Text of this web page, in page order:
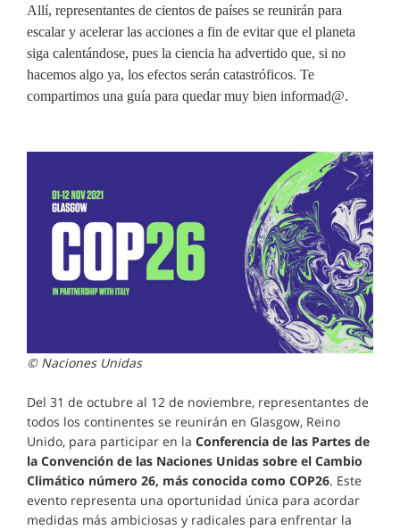
Allí, representantes de cientos de países se reunirán para
escalar y acelerar las acciones a fin de evitar que el planeta
siga calentándose, pues la ciencia ha advertido que, si no
hacemos algo ya, los efectos serán catastróficos. Te
compartimos una guía para quedar muy bien informad@.
© Naciones Unidas
Del 31 de octubre al 12 de noviembre, representantes de
todos los continentes se reunirán en Glasgow, Reino
Unido, para participar en la Conferencia de las Partes de
la Convención de las Naciones Unidas sobre el Cambio
Climático número 26, más conocida como COP26. Este
evento representa una oportunidad única para acordar
medidas más ambiciosas y radicales para enfrentar la